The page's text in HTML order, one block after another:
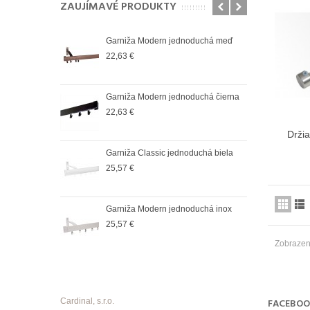
ZAUJÍMAVÉ PRODUKTY
Garniža Modern jednoduchá meď
22,63 €
Garniža Modern jednoduchá čierna
22,63 €
Garniža Classic jednoduchá biela
25,57 €
Garniža Modern jednoduchá inox
25,57 €
Cardinal, s.r.o.